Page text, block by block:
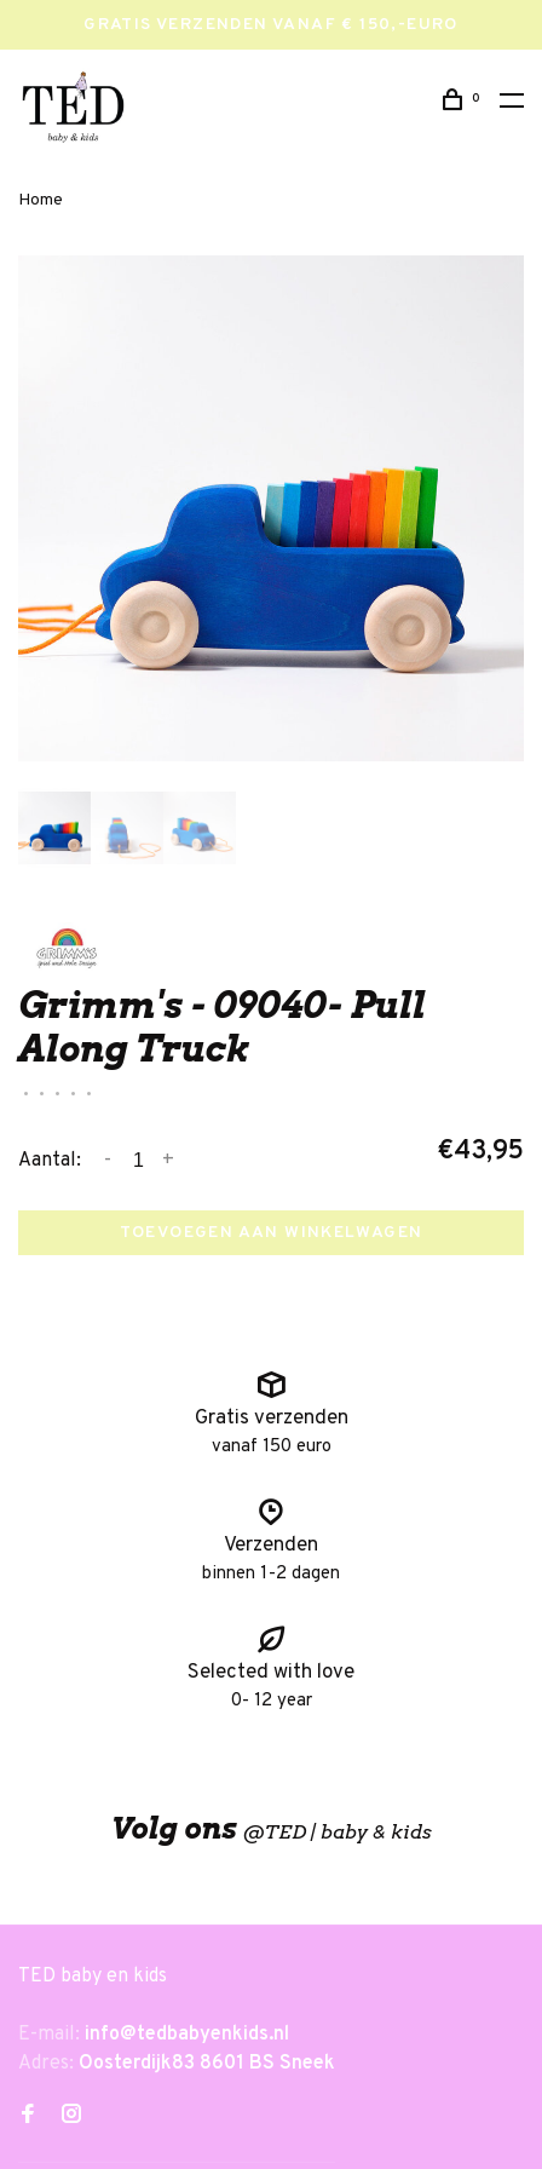
GRATIS VERZENDEN VANAF € 150,-EURO
0
Home
Grimm's - 09040- Pull
Along Truck
• • • • •
Aantal: +
- €43,95
TOEVOEGEN AAN WINKELWAGEN
Gratis verzenden
vanaf 150 euro
Verzenden
binnen 1-2 dagen
Selected with love
0- 12 year
Volg ons @TED | baby & kids
TED baby en kids
E-mail: info@tedbabyenkids.nl
Adres: Oosterdijk83 8601 BS Sneek